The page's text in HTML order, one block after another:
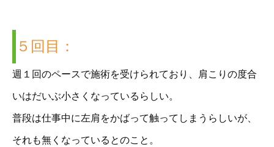
５回目：
週１回のペースで施術を受けられており、肩こりの度合
いはだいぶ小さくなっているらしい。
普段は仕事中に左肩をかばって触ってしまうらしいが、
それも無くなっているとのこと。